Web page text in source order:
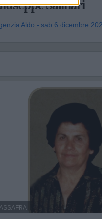
Salinari
Aldo - sab 6 dicembre